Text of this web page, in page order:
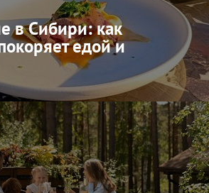
в Сибири: как
едой и